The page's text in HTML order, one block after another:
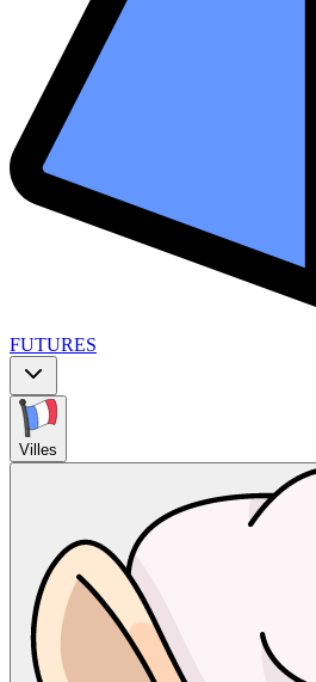
FUTURES
Villes